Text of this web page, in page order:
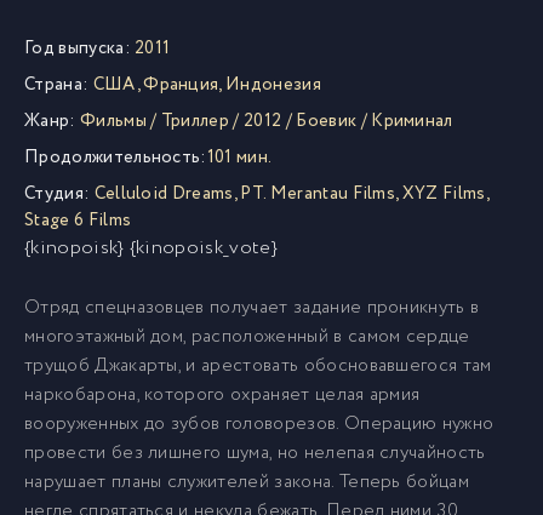
Год выпуска: 2011
Страна: США,Франция,Индонезия
Жанр: Фильмы/ Триллер/ 2012 /Боевик/Криминал
Продолжительность:101 мин.
Студия: Celluloid Dreams,PT. Merantau Films,XYZ Films,
Stage 6 Films
{kinopoisk} {kinopoisk_vote}
Отряд спецназовцев получает задание проникнуть в
многоэтажный дом, расположенный в самом сердце
трущоб Джакарты, и арестовать обосновавшегося там
наркобарона, которого охраняет целая армия
вооруженных до зубов головорезов. Операцию нужно
провести без лишнего шума, но нелепая случайность
нарушает планы служителей закона. Теперь бойцам